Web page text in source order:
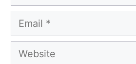
Email
Website